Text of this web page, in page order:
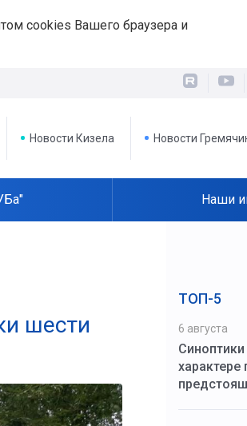
cookies Вашего браузера и
Новости Кизела Новости
Наши
шести
ТОП-5
6 августа
характере